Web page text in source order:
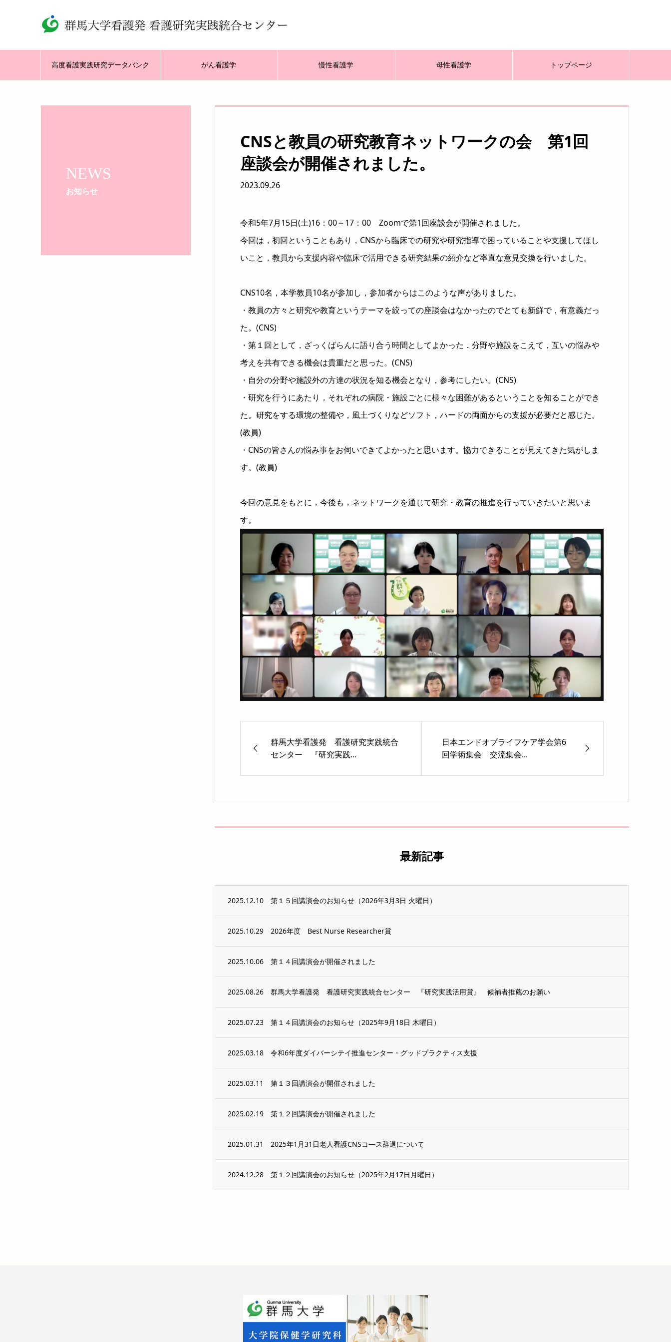
高度看護実践研究データバンク がん看護学 慢性看護学 母性看護学 トップページ
NEWS
お知らせ
CNSと教員の研究教育ネットワークの会 第1回
座談会が開催されました。
2023.09.26
令和5年7月15日(土)16：00～17：00 Zoomで第1回座談会が開催されました。
今回は，初回ということもあり，CNSから臨床での研究や研究指導で困っていることや支援してほし
いこと，教員から支援内容や臨床で活用できる研究結果の紹介など率直な意見交換を行いました。
CNS10名，本学教員10名が参加し，参加者からはこのような声がありました。
・教員の方々と研究や教育というテーマを絞っての座談会はなかったのでとても新鮮で，有意義だっ
た。(CNS)
・第１回として，ざっくばらんに語り合う時間としてよかった．分野や施設をこえて，互いの悩みや
考えを共有できる機会は貴重だと思った。(CNS)
・自分の分野や施設外の方達の状況を知る機会となり，参考にしたい。(CNS)
・研究を行うにあたり，それぞれの病院・施設ごとに様々な困難があるということを知ることができ
た。研究をする環境の整備や，風土づくりなどソフト，ハードの両面からの支援が必要だと感じた。
(教員)
・CNSの皆さんの悩み事をお伺いできてよかったと思います。協力できることが見えてきた気がしま
す。(教員)
今回の意見をもとに，今後も，ネットワークを通じて研究・教育の推進を行っていきたいと思いま
す。
群馬大学看護発 看護研究実践統合
センター 『研究実践...
日本エンドオブライフケア学会第6
回学術集会 交流集会...
最新記事
2025.12.10 第１５回講演会のお知らせ（2026年3月3日 火曜日）
2025.10.29 2026年度 Best Nurse Researcher賞
2025.10.06 第１４回講演会が開催されました
2025.08.26 群馬大学看護発 看護研究実践統合センター 『研究実践活用賞』 候補者推薦のお願い
2025.07.23 第１４回講演会のお知らせ（2025年9月18日 木曜日）
2025.03.18 令和6年度ダイバーシテイ推進センター・グッドプラクティス支援
2025.03.11 第１３回講演会が開催されました
2025.02.19 第１２回講演会が開催されました
2025.01.31 2025年1月31日老人看護CNSコ―ス辞退について
2024.12.28 第１２回講演会のお知らせ（2025年2月17日月曜日）